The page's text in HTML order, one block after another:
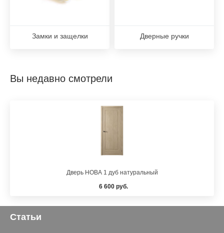
Замки и защелки Дверные ручки
Вы недавно смотрели
Дверь НОВА 1 дуб натуральный
6 600 руб.
Статьи